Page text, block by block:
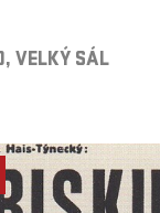
VELKÝ SÁL